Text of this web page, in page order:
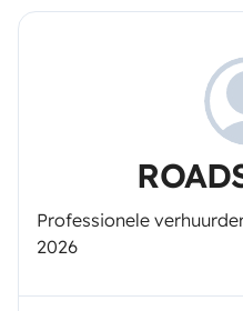
Professionele
2026